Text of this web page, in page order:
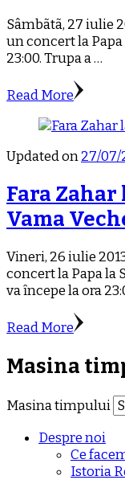
Sâmbãtã, 27 iulie
un concert la Papa
23:00. Trupa a …
Read More
Updated on27/07/
Fara Zahar
Vama
Vineri, 26 iulie
concert la Papa la
va ȋncepe la ora
Read More
Masina
Masina timpului
Despre noi
Ce
Istoria